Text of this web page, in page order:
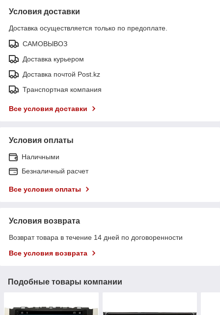
Условия доставки
Доставка осуществляется только по предоплате.
САМОВЫВОЗ
Доставка курьером
Доставка почтой Post.kz
Транспортная компания
Все условия доставки
Условия оплаты
Наличными
Безналичный расчет
Все условия оплаты
Условия возврата
Возврат товара в течение 14 дней по договоренности
Все условия возврата
Подобные товары компании